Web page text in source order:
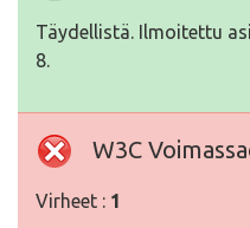
Täydellistä. Ilmoitettu
8.
W3C
Virheet : 1